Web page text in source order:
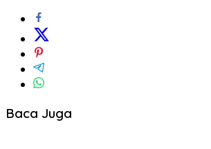
Baca Juga